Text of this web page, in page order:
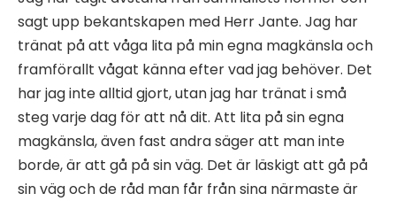
sagt upp bekantskapen med Herr Jante. Jag har
tränat på att våga lita på min egna magkänsla och
framförallt vågat känna efter vad jag behöver. Det
har jag inte alltid gjort, utan jag har tränat i små
steg varje dag för att nå dit. Att lita på sin egna
magkänsla, även fast andra säger att man inte
borde, är att gå på sin väg. Det är läskigt att gå på
sin väg och de råd man får från sina närmaste är